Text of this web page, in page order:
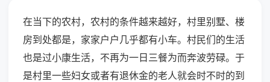
在当下的农村，农村的条件越来越好，村里别墅、楼
房到处都是，家家户户几乎都有小车。村民们的生活
也是过小康生活，不再为一日三餐为而奔波劳碌。于
是村里一些妇女或者有退休金的老人就会时不时的到